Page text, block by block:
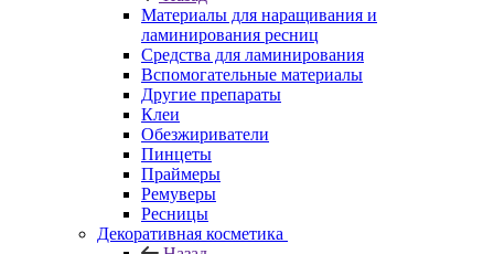
Материалы для наращивания и
ламинирования ресниц
Средства для ламинирования
Вспомогательные материалы
Другие препараты
Клеи
Обезжириватели
Пинцеты
Праймеры
Ремуверы
Ресницы
Декоративная косметика